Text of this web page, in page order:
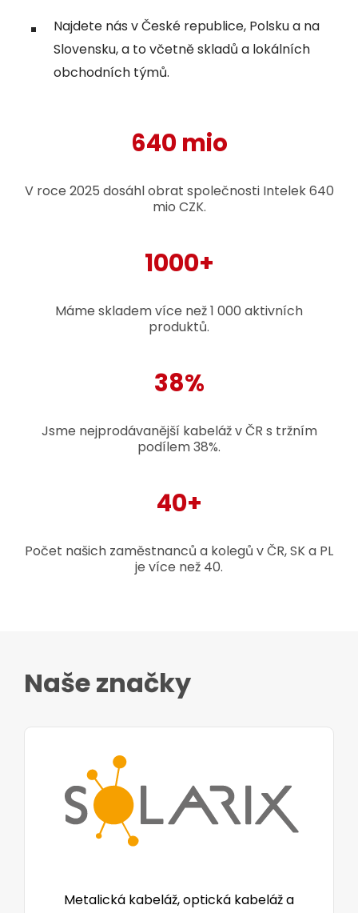
Najdete nás v České republice, Polsku a na
Slovensku, a to včetně skladů a lokálních
obchodních týmů.
640 mio
V roce 2025 dosáhl obrat společnosti Intelek 640
mio CZK.
1000+
Máme skladem více než 1 000 aktivních
produktů.
38%
Jsme nejprodávanější kabeláž v ČR s tržním
podílem 38%.
40+
Počet našich zaměstnanců a kolegů v ČR, SK a PL
je více než 40.
Naše značky
Metalická kabeláž, optická kabeláž a